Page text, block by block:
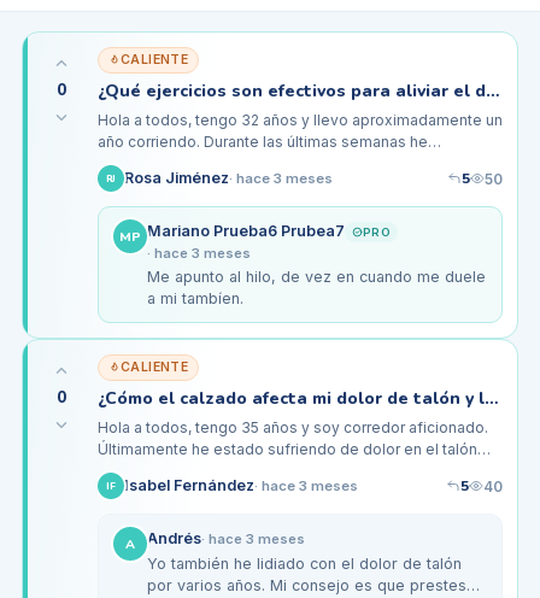
0
CALIENTE
¿Qué ejercicios son efectivos para aliviar el dolor de talón en corredores?
Hola a todos, tengo 32 años y llevo aproximadamente un
año corriendo. Durante las últimas semanas he
empezado a experimentar un dolor bastante incómodo
en el talón, especialmente…
RJ Rosa Jiménez· hace 3 meses 5 50
MP Mariano Prueba6 Prubea7 PRO
· hace 3 meses
Me apunto al hilo, de vez en cuando me duele
a mi tambíen.
0
CALIENTE
¿Cómo el calzado afecta mi dolor de talón y la fascitis plantar?
Hola a todos, tengo 35 años y soy corredor aficionado.
Últimamente he estado sufriendo de dolor en el talón
derecho, especialmente por la mañana al levantarme.
Suelo correr unos…
IF Isabel Fernández· hace 3 meses 5 40
A Andrés· hace 3 meses
Yo también he lidiado con el dolor de talón
por varios años. Mi consejo es que prestes